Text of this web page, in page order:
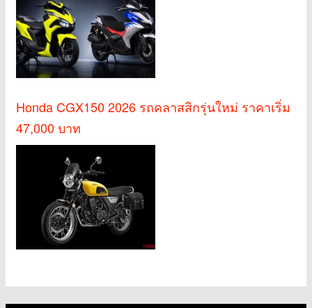
Honda CGX150 2026 รถคลาสสิกรุ่นใหม่ ราคาเริ่ม
47,000 บาท